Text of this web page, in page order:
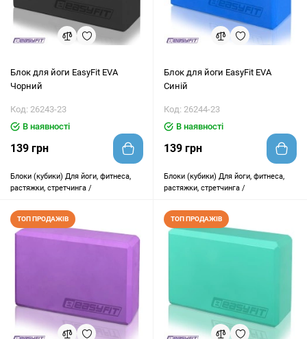
Блок для йоги EasyFit EVA
Чорний
Код: 26243-23
В наявності
139 грн
Блоки (кубики) Для йоги, фитнеса,
растяжки, стретчинга /
Блок для йоги EasyFit EVA
Синій
Код: 26244-23
В наявності
139 грн
Блоки (кубики) Для йоги, фитнеса,
растяжки, стретчинга /
ТОП ПРОДАЖІВ ТОП ПРОДАЖІВ